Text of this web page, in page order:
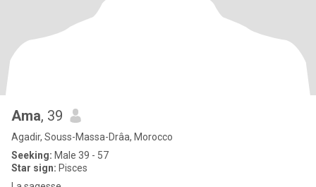
Ama, 39
Agadir, Souss-Massa-Drâa, Morocco
Seeking: Male 39 - 57
Star sign: Pisces